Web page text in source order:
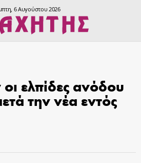
6 Αυγούστου 2026
ελπίδες ανόδου
την νέα εντός